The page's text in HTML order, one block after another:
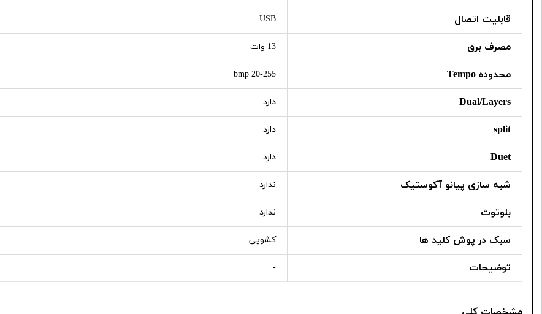
قابلیت اتصال USB
مصرف برق 13 وات
محدوده Tempo 20-255 bmp
Dual/Layers دارد
split دارد
Duet دارد
شبه سازی پیانو آکوستیک ندارد
بلوتوث ندارد
سبک در پوش کلید ها کشویی
توضیحات -